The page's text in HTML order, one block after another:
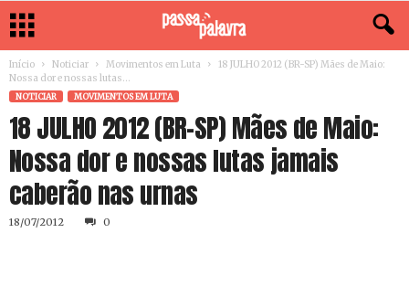
Início Noticiar Movimentos em Luta
18 JULHO 2012 (BR-SP) Mães de Maio:
Nossa dor e nossas lutas...
NOTICIAR MOVIMENTOS EM LUTA
18 JULHO 2012 (BR-SP) Mães de Maio:
Nossa dor e nossas lutas jamais
caberão nas urnas
18/07/2012 0